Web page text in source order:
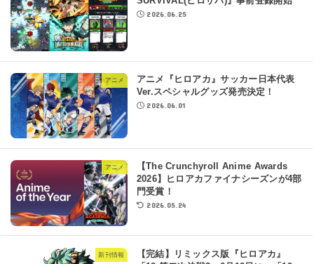
2026.06.25
アニメ
アニメ『ヒロアカ』サッカー日本代表
Ver.スペシャルグッズ発売決定！
2026.06.01
アニメ
【The Crunchyroll Anime Awards
2026】ヒロアカファイナシーズンが4部
門受賞！
2026.05.24
新刊情報
【完結】リミックス版『ヒロアカ』